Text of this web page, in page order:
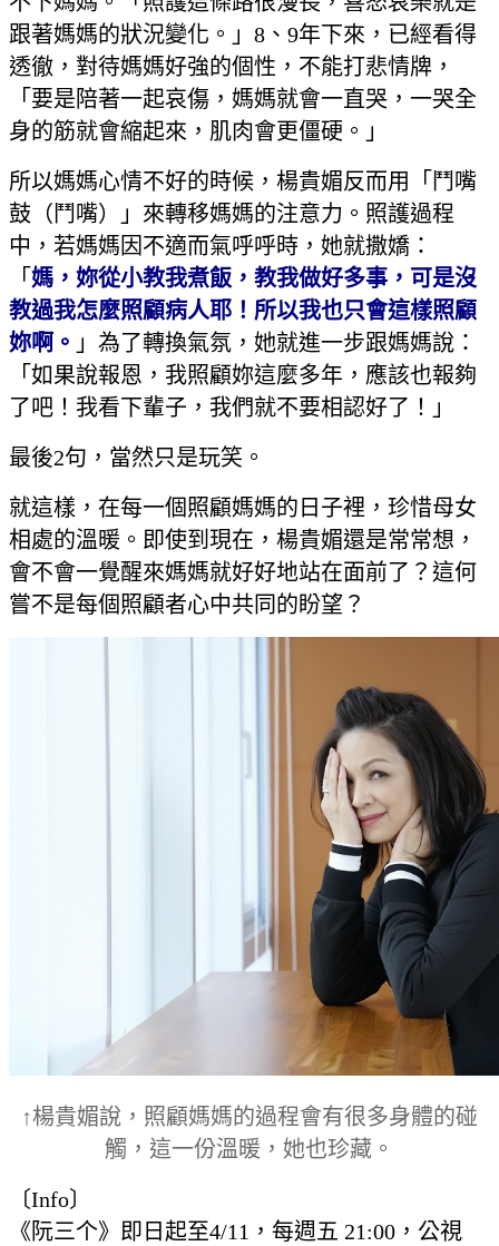
跟著媽媽的狀況變化。」8、9年下來，已經看得
透徹，對待媽媽好強的個性，不能打悲情牌，
「要是陪著一起哀傷，媽媽就會一直哭，一哭全
身的筋就會縮起來，肌肉會更僵硬。」
所以媽媽心情不好的時候，楊貴媚反而用「鬥嘴
鼓（鬥嘴）」來轉移媽媽的注意力。照護過程
中，若媽媽因不適而氣呼呼時，她就撒嬌：
「 媽，妳從小教我煮飯，教我做好多事，可是沒
教過我怎麼照顧病人耶！所以我也只會這樣照顧
妳啊。 」為了轉換氣氛，她就進一步跟媽媽說：
「如果說報恩，我照顧妳這麼多年，應該也報夠
了吧！我看下輩子，我們就不要相認好了！」
最後2句，當然只是玩笑。
就這樣，在每一個照顧媽媽的日子裡，珍惜母女
相處的溫暖。即使到現在，楊貴媚還是常常想，
會不會一覺醒來媽媽就好好地站在面前了？這何
嘗不是每個照顧者心中共同的盼望？
↑楊貴媚說，照顧媽媽的過程會有很多身體的碰
觸，這一份溫暖，她也珍藏。
〔Info〕
《阮三个》即日起至4/11，每週五 21:00，公視